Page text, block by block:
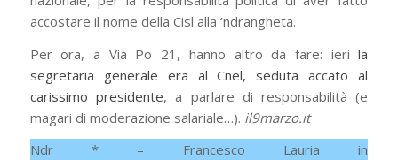
accostare il nome della Cisl alla ‘ndrangheta.
Per ora, a Via Po 21, hanno altro da fare: ierila
segretaria generale era al Cnel, seduta accato al
carissimo presidente, a parlare di responsabilità (e
magari di moderazione salariale…). il9marzo.it
Ndr * – Francesco Lauria in